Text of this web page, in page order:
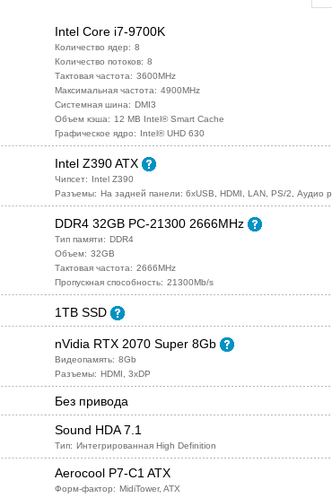
Intel Core i7-9700K
Количество ядер: 8
Количество потоков: 8
Тактовая частота: 3600MHz
Максимальная частота: 4900MHz
Системная шина: DMI3
Объем кэша: 12 MB Intel® Smart Cache
Графическое ядро: Intel® UHD 630
Intel Z390 ATX
Чипсет: Intel Z390
Разъемы: На задней панели: 6xUSB, HDMI, LAN, PS/2, Аудио
DDR4 32GB PC-21300 2666MHz
Тип памяти: DDR4
Объем: 32GB
Тактовая частота: 2666MHz
Пропускная способность: 21300Mb/s
1TB SSD
nVidia RTX 2070 Super 8Gb
Видеопамять: 8Gb
Разъемы: HDMI, 3xDP
Без привода
Sound HDA 7.1
Тип: Интегрированная High Definition
Aerocool P7-C1 ATX
Форм-фактор: MidiTower, ATX